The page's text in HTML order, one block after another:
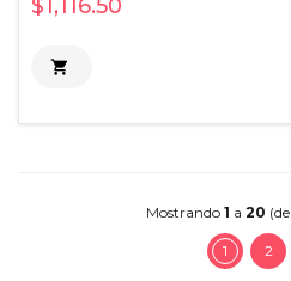
$1,116.50

Mostrando 1 a 20 (de
1 2